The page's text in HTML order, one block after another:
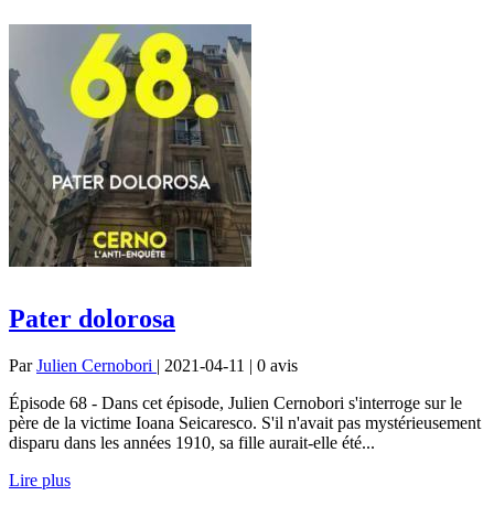
Pater doloros‪a‬
ParJulien Cernobori | 2021-04-11 | 0 avis
Épisode 68 - Dans cet épisode, Julien Cernobori s'interroge sur le
père de la victime Ioana Seicaresco. S'il n'avait pas mystérieusement
disparu dans les années 1910, sa fille aurait-elle été...
Lire plus